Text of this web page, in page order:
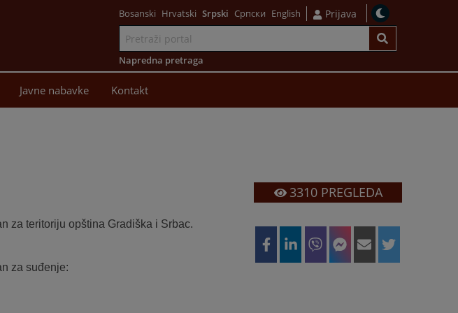
Bosanski Hrvatski Srpski Српски English Prijava
Napredna pretraga
Javne nabavke Kontakt
za teritoriju opština Gradiška i Srbac.
za suđenje:
3310PREGLEDA